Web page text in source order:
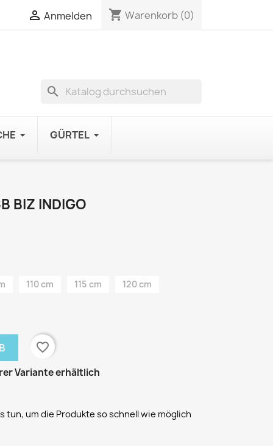
 Anmelden shopping_cart Warenkorb (0)
search
GÜRTEL
BIZ INDIGO
110 cm 115 cm 120 cm
favorite_border
Variante erhältlich
tun, um die Produkte so schnell wie möglich